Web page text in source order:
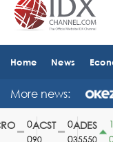
Home News
More news:
ACST
90
ADES
35550